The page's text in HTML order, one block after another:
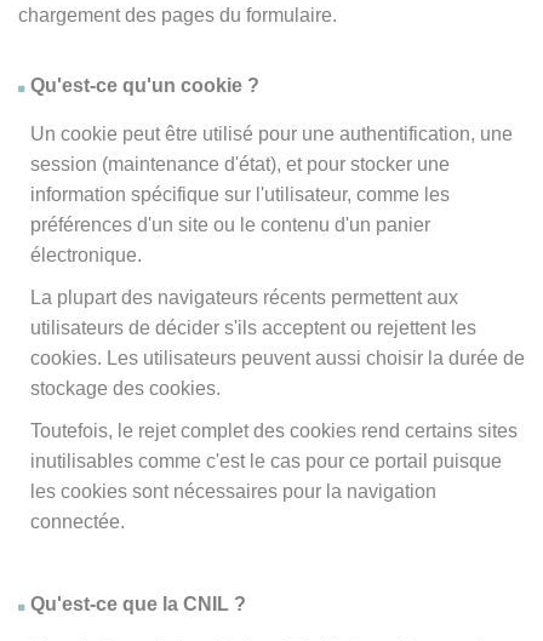
chargement des pages du formulaire.
Qu'est-ce qu'un cookie ?
Un cookie peut être utilisé pour une authentification, une
session (maintenance d'état), et pour stocker une
information spécifique sur l'utilisateur, comme les
préférences d'un site ou le contenu d'un panier
électronique.
La plupart des navigateurs récents permettent aux
utilisateurs de décider s'ils acceptent ou rejettent les
cookies. Les utilisateurs peuvent aussi choisir la durée de
stockage des cookies.
Toutefois, le rejet complet des cookies rend certains sites
inutilisables comme c'est le cas pour ce portail puisque
les cookies sont nécessaires pour la navigation
connectée.
Qu'est-ce que la CNIL ?